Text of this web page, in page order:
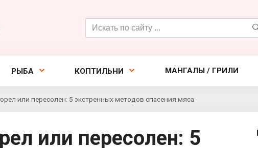
Поиск:
РЫБА КОПТИЛЬНИ МАНГАЛЫ / ГРИЛИ
или пересолен: 5 экстренных методов спасения мяса